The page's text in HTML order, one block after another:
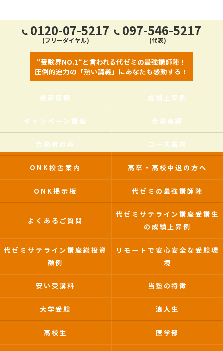
0120-07-5217
(フリーダイヤル)
097-546-5217
(代表)
“受験界NO.1“と言われる代ゼミの最強講師陣！
圧倒的迫力の「熱い講義」にあなたも感動する！
最新情報 成績上昇例
キャンペーン講座 合格実績
合格者の声 コース案内
ONK校舎案内 高卒・高校中退の方へ
ONK掲示板 代ゼミの最強講師陣
よくあるご質問
代ゼミサテライン講座受講生
の成績上昇例
代ゼミサテライン講座総投資
額例
リモートで安心安全な受験環
境
安い受講料 当塾の特徴
大学受験 浪人生
高校生 医学部